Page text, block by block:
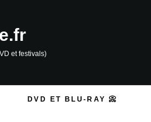
et festivals)
DVD ET BLU-RAY 📀